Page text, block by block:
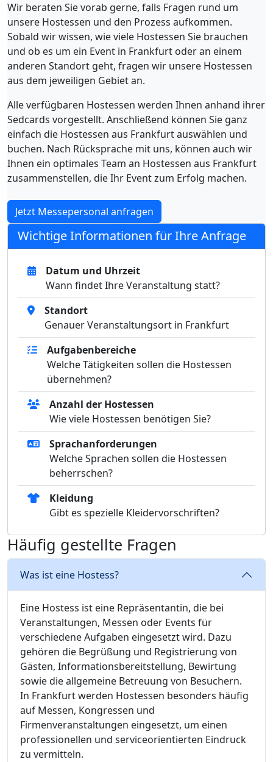
Wir beraten Sie vorab gerne, falls Fragen rund um
unsere Hostessen und den Prozess aufkommen.
Sobald wir wissen, wie viele Hostessen Sie brauchen
und ob es um ein Event in Frankfurt oder an einem
anderen Standort geht, fragen wir unsere Hostessen
aus dem jeweiligen Gebiet an.
Alle verfügbaren Hostessen werden Ihnen anhand ihrer
Sedcards vorgestellt. Anschließend können Sie ganz
einfach die Hostessen aus Frankfurt auswählen und
buchen. Nach Rücksprache mit uns, können auch wir
Ihnen ein optimales Team an Hostessen aus Frankfurt
zusammenstellen, die Ihr Event zum Erfolg machen.
Jetzt Messepersonal anfragen
Wichtige Informationen für Ihre Anfrage
Datum und Uhrzeit
Wann findet Ihre Veranstaltung statt?
Standort
Genauer Veranstaltungsort in Frankfurt
Aufgabenbereiche
Welche Tätigkeiten sollen die Hostessen
übernehmen?
Anzahl der Hostessen
Wie viele Hostessen benötigen Sie?
Sprachanforderungen
Welche Sprachen sollen die Hostessen
beherrschen?
Kleidung
Gibt es spezielle Kleidervorschriften?
Häufig gestellte Fragen
Was ist eine Hostess?
Eine Hostess ist eine Repräsentantin, die bei
Veranstaltungen, Messen oder Events für
verschiedene Aufgaben eingesetzt wird. Dazu
gehören die Begrüßung und Registrierung von
Gästen, Informationsbereitstellung, Bewirtung
sowie die allgemeine Betreuung von Besuchern.
In Frankfurt werden Hostessen besonders häufig
auf Messen, Kongressen und
Firmenveranstaltungen eingesetzt, um einen
professionellen und serviceorientierten Eindruck
zu vermitteln.